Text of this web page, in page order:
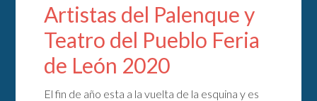
Artistas del Palenque y
Teatro del Pueblo Feria
de León 2020
El fin de año esta a la vuelta de la esquina y es